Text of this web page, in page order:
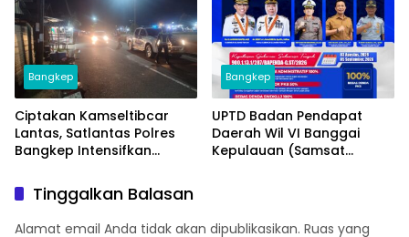
Bangkep
Ciptakan Kamseltibcar
Lantas, Satlantas Polres
Bangkep Intensifkan
Rawan
Bangkep
UPTD Badan Pendapat
Daerah Wil VI Banggai
Kepulauan (Samsat
Tinggalkan Balasan
Alamat email Anda tidak akan dipublikasikan. Ruas yang